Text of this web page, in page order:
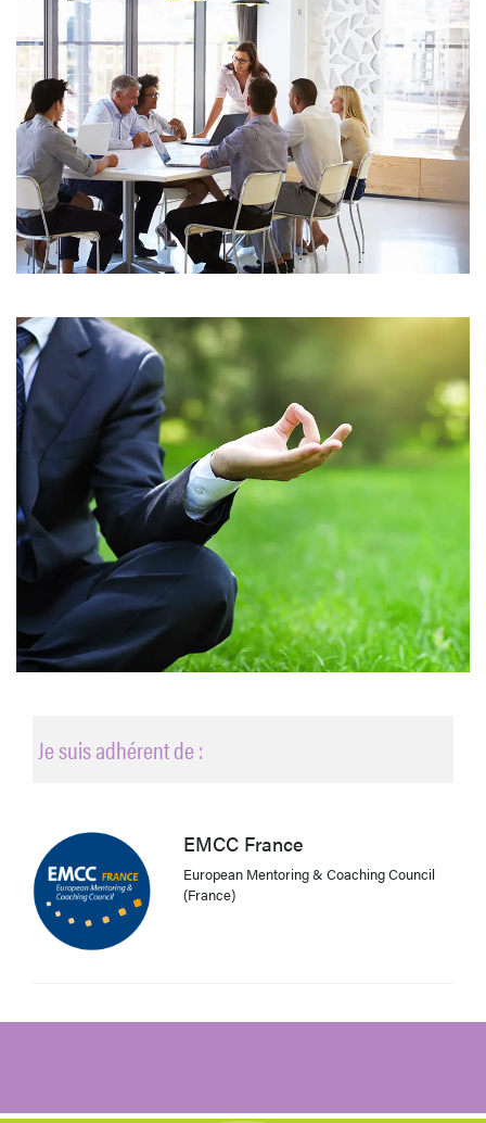
Je suis adhérent de :
EMCC France
European Mentoring & Coaching Council
(France)